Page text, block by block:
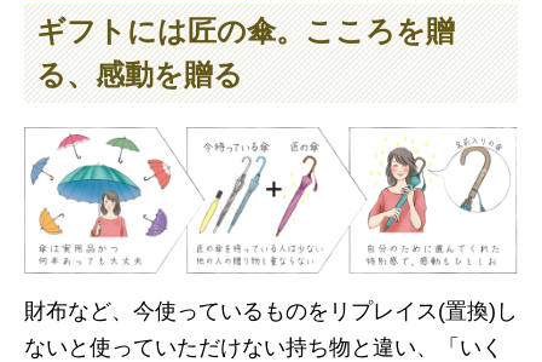
ギフトには匠の傘。こころを贈
る、感動を贈る
財布など、今使っているものをリプレイス(置換)し
ないと使っていただけない持ち物と違い、「いく